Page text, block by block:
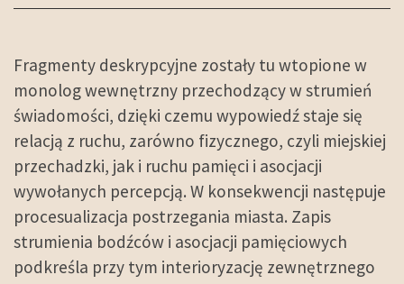
Fragmenty deskrypcyjne zostały tu wtopione w
monolog wewnętrzny przechodzący w strumień
świadomości, dzięki czemu wypowiedź staje się
relacją z ruchu, zarówno fizycznego, czyli miejskiej
przechadzki, jak i ruchu pamięci i asocjacji
wywołanych percepcją. W konsekwencji następuje
procesualizacja postrzegania miasta. Zapis
strumienia bodźców i asocjacji pamięciowych
podkreśla przy tym interioryzację zewnętrznego